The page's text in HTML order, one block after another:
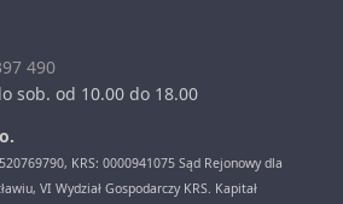
490
sob. od 10.00 do 18.00
KRS: 0000941075 Sąd Rejonowy dla
VI Wydział Gospodarczy KRS. Kapitał